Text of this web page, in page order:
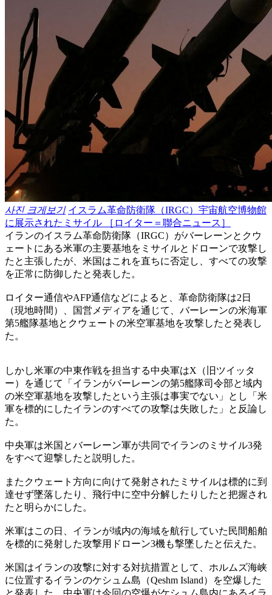
사진 크게보기 イスラム革命防衛隊（IRGC）宇宙航空博物館
に展示されたミサイル ［ロイター＝聯合ニュース］
イランのイスラム革命防衛隊（IRGC）がバーレーンとクウ
ェートにある米軍の主要基地をミサイルとドローンで攻撃し
たと主張したが、米国はこれを直ちに否定し、すべての攻撃
を正常に防御したと発表した。
ロイター通信やAFP通信などによると、革命防衛隊は2日
（現地時間）、国営メディアを通じて、バーレーンの米海軍
第5艦隊基地とクウェートの米空軍基地を攻撃したと発表し
た。
しかし米軍の中東作戦を担当する中央軍はX（旧ツイッタ
ー）を通じて「イランがバーレーンの第5艦隊司令部と域内
の米空軍基地を攻撃したという主張は事実でない」とし「米
軍を標的にしたイランのすべての攻撃は失敗した」と反論し
た。
中央軍は米国とバーレーン軍が共同でイランのミサイル3発
をすべて迎撃したと説明した。
またクウェート方向に向けて発射されたミサイルは標的に到
達せず墜落したり、飛行中に空中分解したりしたと把握され
たと明らかにした。
米軍はこの日、イランが域内の海域を航行していた民間船舶
を標的に発射した攻撃用ドローン3機も撃墜したと伝えた。
米国はイランの攻撃に対する対抗措置として、ホルムズ海峡
に位置するイランのケシュム島（Qeshm Island）を空爆した